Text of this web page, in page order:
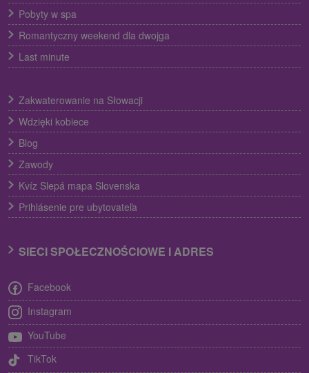
Pobyty w spa
Romantyczny weekend dla dwojga
Last minute
Zakwaterowanie na Słowacji
Wdzięki kobiece
Blog
Zawody
Kvíz Slepá mapa Slovenska
Prihlásenie pre ubytovateľa
SIECI SPOŁECZNOŚCIOWE I ADRES
Facebook
Instagram
YouTube
TikTok